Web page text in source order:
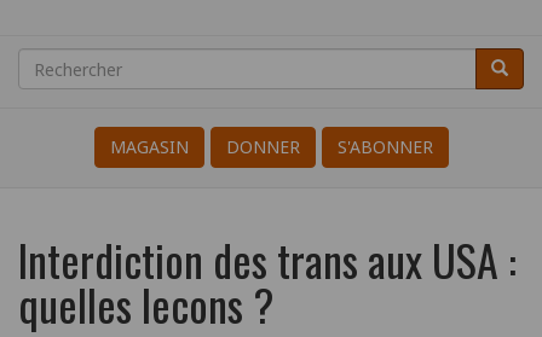
à
la
Guerre
Search
Rechercher
MAGASIN DONNER S'ABONNER
Interdiction des trans aux USA :
quelles lecons ?